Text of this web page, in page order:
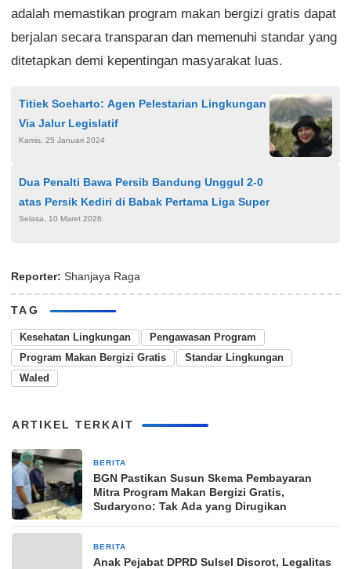
adalah memastikan program makan bergizi gratis dapat
berjalan secara transparan dan memenuhi standar yang
ditetapkan demi kepentingan masyarakat luas.
Titiek Soeharto: Agen Pelestarian Lingkungan
Via Jalur Legislatif
Kamis, 25 Januari 2024
Dua Penalti Bawa Persib Bandung Unggul 2-0
atas Persik Kediri di Babak Pertama Liga Super
Selasa, 10 Maret 2026
Reporter: Shanjaya Raga
TAG
Kesehatan Lingkungan
Pengawasan Program
Program Makan Bergizi Gratis
Standar Lingkungan
Waled
ARTIKEL TERKAIT
BERITA
BGN Pastikan Susun Skema Pembayaran
Mitra Program Makan Bergizi Gratis,
Sudaryono: Tak Ada yang Dirugikan
BERITA
Anak Pejabat DPRD Sulsel Disorot, Legalitas